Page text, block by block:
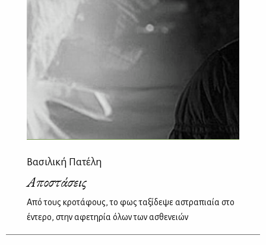
Βασιλική Πατέλη
Αποστάσεις
Από τους κροτάφους, το φως ταξίδεψε αστραπιαία στο
έντερο, στην αφετηρία όλων των ασθενειών